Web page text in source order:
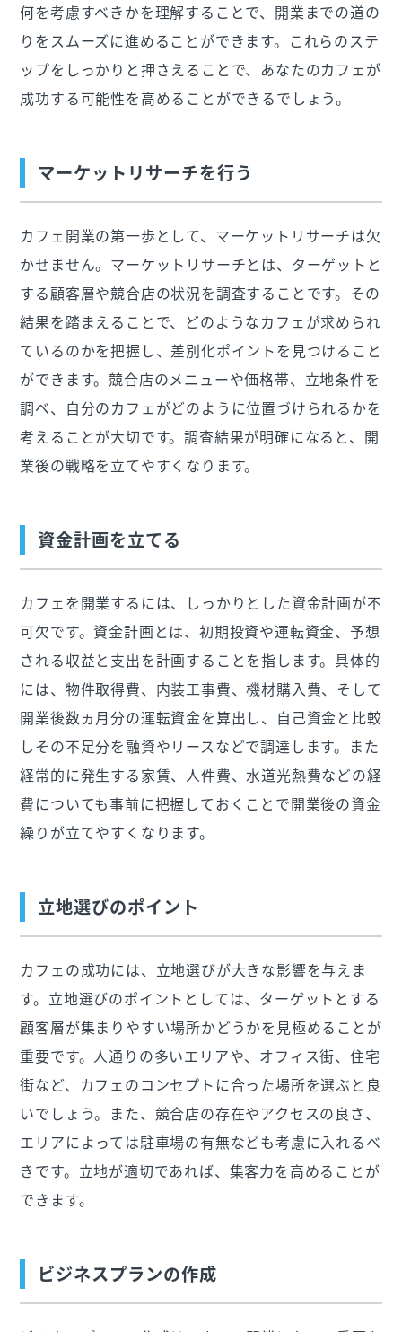
何を考慮すべきかを理解することで、開業までの道の
りをスムーズに進めることができます。これらのステ
ップをしっかりと押さえることで、あなたのカフェが
成功する可能性を高めることができるでしょう。
マーケットリサーチを行う
カフェ開業の第一歩として、マーケットリサーチは欠
かせません。マーケットリサーチとは、ターゲットと
する顧客層や競合店の状況を調査することです。その
結果を踏まえることで、どのようなカフェが求められ
ているのかを把握し、差別化ポイントを見つけること
ができます。競合店のメニューや価格帯、立地条件を
調べ、自分のカフェがどのように位置づけられるかを
考えることが大切です。調査結果が明確になると、開
業後の戦略を立てやすくなります。
資金計画を立てる
カフェを開業するには、しっかりとした資金計画が不
可欠です。資金計画とは、初期投資や運転資金、予想
される収益と支出を計画することを指します。具体的
には、物件取得費、内装工事費、機材購入費、そして
開業後数ヵ月分の運転資金を算出し、自己資金と比較
しその不足分を融資やリースなどで調達します。また
経常的に発生する家賃、人件費、水道光熱費などの経
費についても事前に把握しておくことで開業後の資金
繰りが立てやすくなります。
立地選びのポイント
カフェの成功には、立地選びが大きな影響を与えま
す。立地選びのポイントとしては、ターゲットとする
顧客層が集まりやすい場所かどうかを見極めることが
重要です。人通りの多いエリアや、オフィス街、住宅
街など、カフェのコンセプトに合った場所を選ぶと良
いでしょう。また、競合店の存在やアクセスの良さ、
エリアによっては駐車場の有無なども考慮に入れるべ
きです。立地が適切であれば、集客力を高めることが
できます。
ビジネスプランの作成